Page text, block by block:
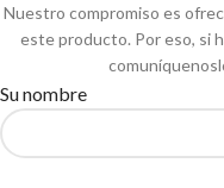
Nuestro compromiso es
este producto. Por eso, si
Su nombre